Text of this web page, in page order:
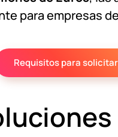
para empresas de
Requisitos para